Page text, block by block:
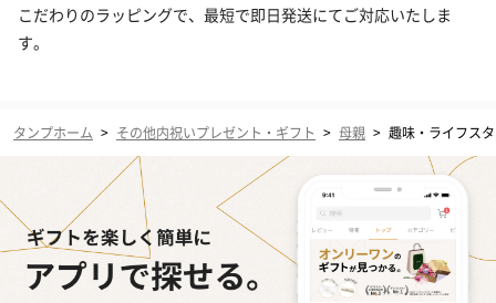
こだわりのラッピングで、最短で即日発送にてご対応いたしま
す。
タンプホーム > その他内祝いプレゼント・ギフト > 母親 > 趣味・ライフス